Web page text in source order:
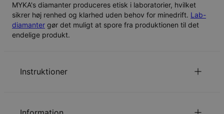
MYKA's diamanter produceres etisk i laboratorier, hvilket
sikrer høj renhed og klarhed uden behov for minedrift. Lab-
diamanter gør det muligt at spore fra produktionen til det
endelige produkt.
Instruktioner